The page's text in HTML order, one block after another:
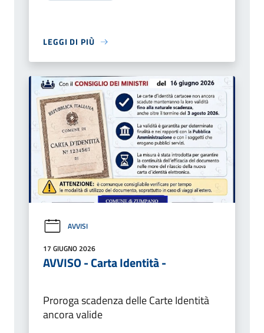
LEGGI DI PIÙ
AVVISI
17 GIUGNO 2026
AVVISO - Carta Identità -
Proroga scadenza delle Carte Identità
ancora valide